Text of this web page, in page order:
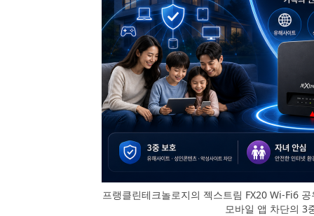
프랭클린테크놀로지의 젝스트림 FX20 Wi-Fi6
모바일 앱 차단의 3